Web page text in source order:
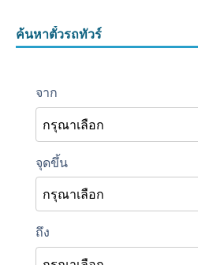
ค้นหาตั๋วรถทัวร์